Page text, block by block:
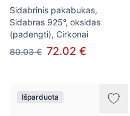
Sidabrinis pakabukas,
Sidabras 925°, oksidas
(padengti), Cirkonai
80.03 € 72.02 €
Išparduota